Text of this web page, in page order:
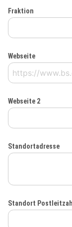
Fraktion
Webseite
Webseite 2
Standortadresse
Standort